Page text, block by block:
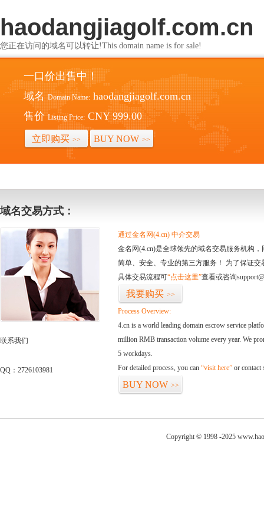
haodangjiagolf.com.cn
您正在访问的域名可以转让!This domain name is for sale!
一口价出售中！
域名 Domain Name: haodangjiagolf.com.cn
售价 Listing Price: CNY 999.00
立即购买 >> BUY NOW >>
域名交易方式：
联系我们
QQ：2726103981
通过金名网(4.cn) 中介交易
金名网(4.cn)是全球领先的域名交易服务机构
简单、安全、专业的第三方服务！ 为了保证
具体交易流程可“点击这里”查看或咨询
我要购买 >>
Process Overview:
4.cn is a world leading domain escrow service
million RMB transaction volume every year. We
5 workdays.
For detailed process, you can “visit here” or contact
BUY NOW >>
Copyright © 1998 -2025